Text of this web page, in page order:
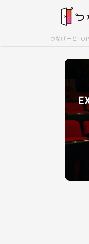
つなげーとTOP